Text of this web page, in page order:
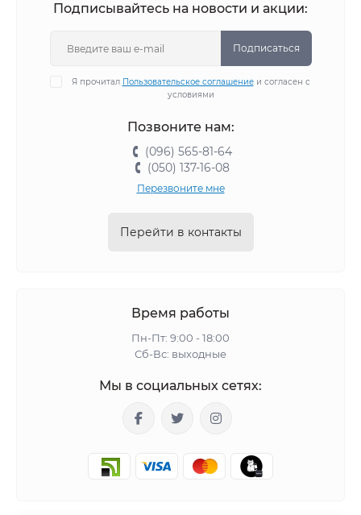
Подписывайтесь на новости и акции:
Подписаться
Я прочитал Пользовательское соглашениеи согласен с
условиями
Позвоните нам:
(096) 565-81-64
(050) 137-16-08
Перезвоните мне
Перейти в контакты
Время работы
Пн-Пт: 9:00 - 18:00
Сб-Вс: выходные
Мы в социальных сетях: